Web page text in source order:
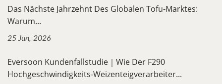
Das Nächste Jahrzehnt Des Globalen Tofu-Marktes:
Warum...
25 Jun, 2026
Eversoon Kundenfallstudie｜Wie Der F290
Hochgeschwindigkeits-Weizenteigverarbeiter...